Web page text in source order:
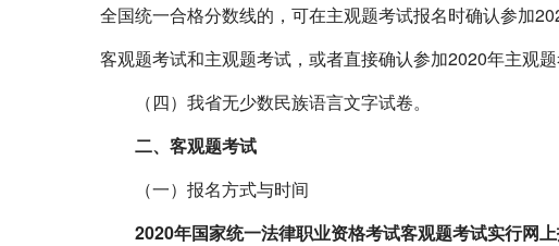
全国统一合格分数线的，可在主观题考试报名时确认参加
客观题考试和主观题考试，或者直接确认参加2020年主观题
（四）我省无少数民族语言文字试卷。
二、客观题考试
（一）报名方式与时间
2020年国家统一法律职业资格考试客观题考试实行网